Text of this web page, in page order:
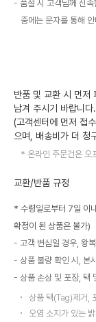
품절 시 고객님께 신
중에는 문자를 통해 안
반품 및 교환 시 먼저
남겨 주시기 바랍니다.
(고객센터에 먼저 접
으며, 배송비가 더 청
온라인 주문건은 오
교환/반품 규정
* 수령일로부터 7일 이
확정이 된 상품은 불가)
고객 변심일 경우, 왕
상품 불량 확인 시, 본
상품 손상 및 포장, 택
상품 택(Tag)제거,
오염 소지가 있는